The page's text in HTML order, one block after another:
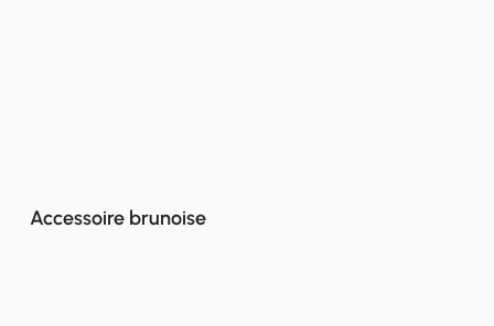
Accessoire brunoise